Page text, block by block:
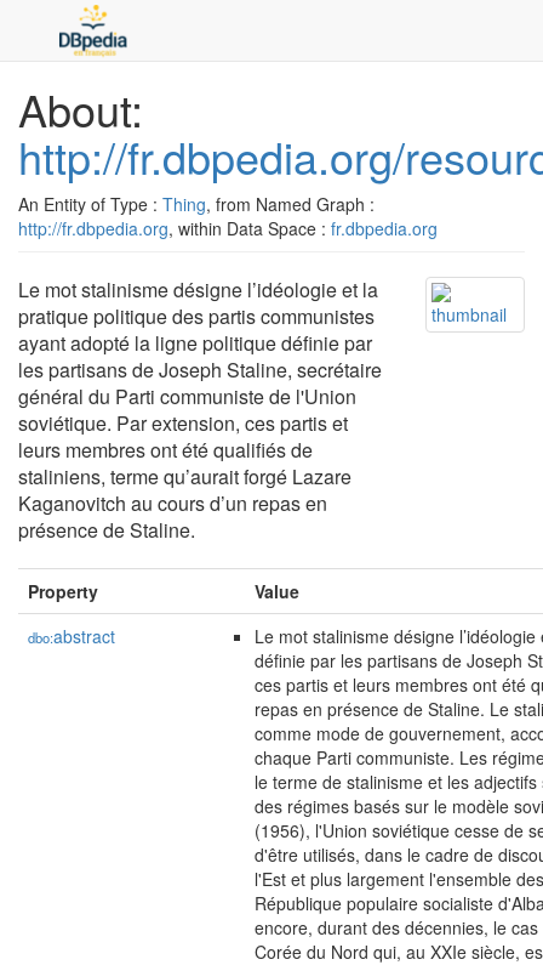
About:
http://fr.dbpedia.org/
An Entity of Type : Thing, from Named Graph :
http://fr.dbpedia.org, within Data Space : fr.dbpedia.org
Le mot stalinisme désigne l’idéologie et la
pratique politique des partis communistes
ayant adopté la ligne politique définie par
les partisans de Joseph Staline, secrétaire
général du Parti communiste de l'Union
soviétique. Par extension, ces partis et
leurs membres ont été qualifiés de
staliniens, terme qu’aurait forgé Lazare
Kaganovitch au cours d’un repas en
présence de Staline.
Property Value
dbo:abstract
Le mot stalinisme désigne
définie par les partisans de Joseph
ces partis et leurs membres ont été
repas en présence de Staline. Le
comme mode de gouvernement,
chaque Parti communiste. Les
le terme de stalinisme et les
des régimes basés sur le modèle
(1956), l'Union soviétique cesse de
d'être utilisés, dans le cadre de
l'Est et plus largement l'ensemble
République populaire socialiste
encore, durant des décennies, le
Corée du Nord qui, au XXIe siècle,